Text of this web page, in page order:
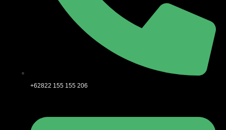
+62822 155 155 206